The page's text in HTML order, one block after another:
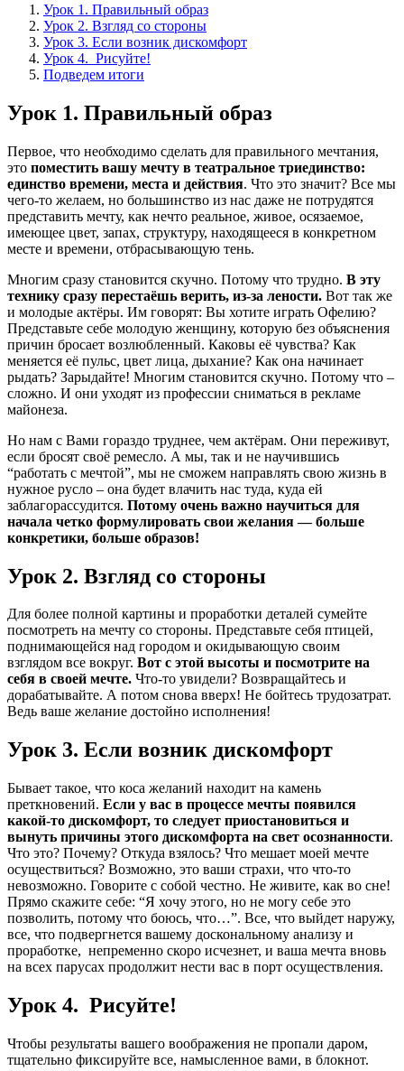
Урок 1. Правильный образ
Урок 2. Взгляд со стороны
Урок 3. Если возник дискомфорт
Урок 4. Рисуйте!
Подведем итоги
Урок 1. Правильный образ
Первое, что необходимо сделать для правильного мечтания,
это поместить вашу мечту в театральное триединство:
единство времени, места и действия. Что это значит? Все мы
чего-то желаем, но большинство из нас даже не потрудятся
представить мечту, как нечто реальное, живое, осязаемое,
имеющее цвет, запах, структуру, находящееся в конкретном
месте и времени, отбрасывающую тень.
Многим сразу становится скучно. Потому что трудно. В эту
технику сразу перестаёшь верить, из-за лености. Вот так же
и молодые актёры. Им говорят: Вы хотите играть Офелию?
Представьте себе молодую женщину, которую без объяснения
причин бросает возлюбленный. Каковы её чувства? Как
меняется её пульс, цвет лица, дыхание? Как она начинает
рыдать? Зарыдайте! Многим становится скучно. Потому что –
сложно. И они уходят из профессии сниматься в рекламе
майонеза.
Но нам с Вами гораздо труднее, чем актёрам. Они переживут,
если бросят своё ремесло. А мы, так и не научившись
“работать с мечтой”, мы не сможем направлять свою жизнь в
нужное русло – она будет влачить нас туда, куда ей
заблагорассудится. Потому очень важно научиться для
начала четко формулировать свои желания — больше
конкретики, больше образов!
Урок 2. Взгляд со стороны
Для более полной картины и проработки деталей сумейте
посмотреть на мечту со стороны. Представьте себя птицей,
поднимающейся над городом и окидывающую своим
взглядом все вокруг. Вот с этой высоты и посмотрите на
себя в своей мечте. Что-то увидели? Возвращайтесь и
дорабатывайте. А потом снова вверх! Не бойтесь трудозатрат.
Ведь ваше желание достойно исполнения!
Урок 3. Если возник дискомфорт
Бывает такое, что коса желаний находит на камень
преткновений. Если у вас в процессе мечты появился
какой-то дискомфорт, то следует приостановиться и
вынуть причины этого дискомфорта на свет осознанности.
Что это? Почему? Откуда взялось? Что мешает моей мечте
осуществиться? Возможно, это ваши страхи, что что-то
невозможно. Говорите с собой честно. Не живите, как во сне!
Прямо скажите себе: “Я хочу этого, но не могу себе это
позволить, потому что боюсь, что…”. Все, что выйдет наружу,
все, что подвергнется вашему доскональному анализу и
проработке, непременно скоро исчезнет, и ваша мечта вновь
на всех парусах продолжит нести вас в порт осуществления.
Урок 4. Рисуйте!
Чтобы результаты вашего воображения не пропали даром,
тщательно фиксируйте все, намысленное вами, в блокнот.